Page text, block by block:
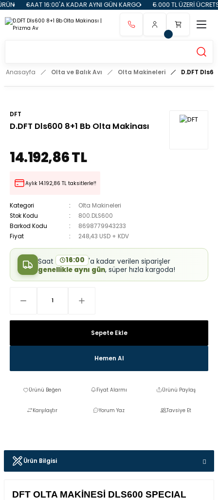
SAAT 16:00'A KADAR AYNI GÜN KARGO 5.000 TL ÜZERİ
Anasayfa Olta ve Balık Avı Olta Makineleri D.DFT
DFT
D.DFT Dls600 8+1 Bb Olta Makinası
14.192,86 TL
Aylık 14.192,86 TL taksitlerle!!
Kategori
Olta Makineleri
Stok Kodu
800.DLS600
Barkod Kodu
8698779943233
Fiyat
248,43 USD + KDV
Saat 16:00 'a kadar verilen siparişler
genellikle aynı gün, süper hızla kargoda!
Sepete Ekle
Hemen Al
Fiyat Alarmı Ürünü Paylaş
Karşılaştır Yorum Yaz Tavsiye Et
Ürün Bilgisi
DFT OLTA MAKİNESİ DLS600 SPECIAL